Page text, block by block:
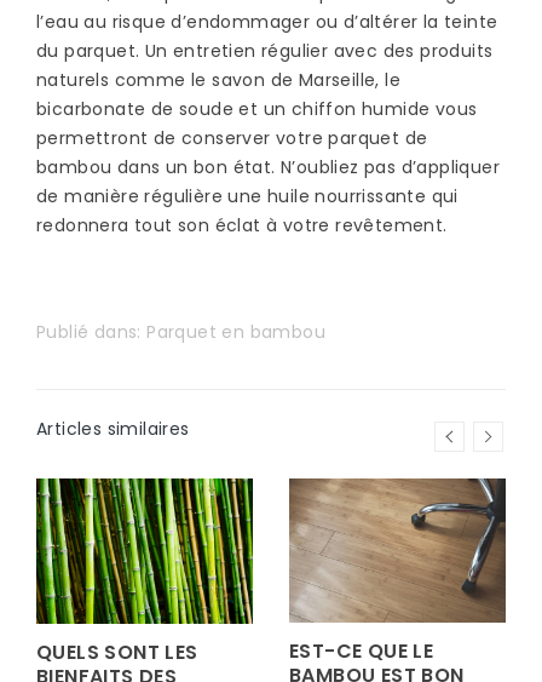
l’eau au risque d’endommager ou d’altérer la teinte
du parquet. Un entretien régulier avec des produits
naturels comme le savon de Marseille, le
bicarbonate de soude et un chiffon humide vous
permettront de conserver votre parquet de
bambou dans un bon état. N’oubliez pas d’appliquer
de manière régulière une huile nourrissante qui
redonnera tout son éclat à votre revêtement.
Publié dans: Parquet en bambou
Articles similaires
QUELS SONT LES
BIENFAITS DES
EST-CE QUE LE
BAMBOU EST BON